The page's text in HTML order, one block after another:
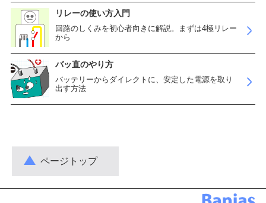
リレーの使い方入門
回路のしくみを初心者向きに解説。まずは4極リレー
から
バッ直のやり方
バッテリーからダイレクトに、安定した電源を取り
出す方法
ページトップ